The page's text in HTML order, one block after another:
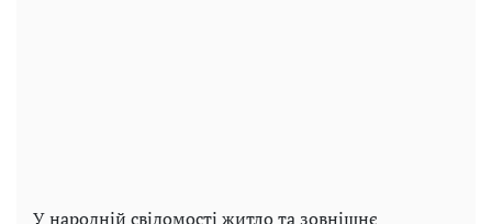
У народній свідомості житло та зовнішнє